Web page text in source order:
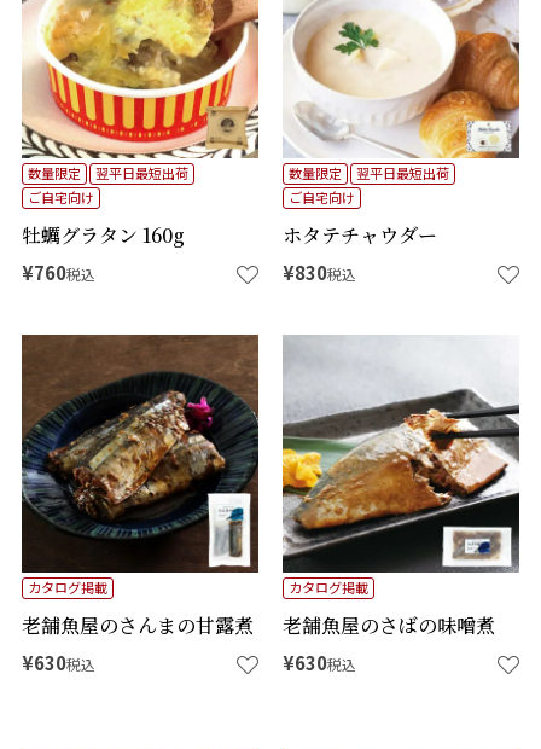
牡蠣グラタン 160g
数量限定
翌平日最短出荷
ご自宅向け
¥760税込
ホタテチャウダー
数量限定
翌平日最短出荷
ご自宅向け
¥830税込
老舗魚屋のさんまの甘露煮
カタログ掲載
¥630税込
老舗魚屋のさばの味噌煮
カタログ掲載
¥630税込